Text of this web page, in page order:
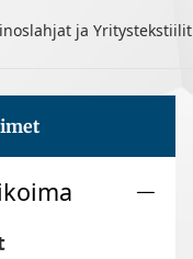
ja Yritystekstiilit